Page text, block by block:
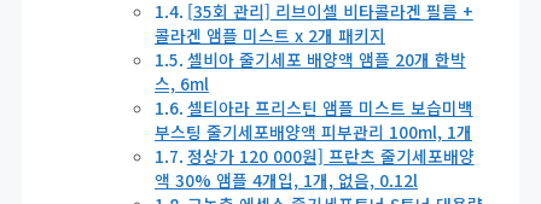
[35회 관리] 리브이셀 비타콜라겐 필름 +
콜라겐 앰플 미스트 x 2개 패키지
셀비아 줄기세포 배양액 앰플 20개 한박
스, 6ml
셀티아라 프리스틴 앰플 미스트 보습미백
부스팅 줄기세포배양액 피부관리 100ml, 1개
정상가 120 000원] 프란츠 줄기세포배양
액 30% 앰플 4개입, 1개, 없음, 0.12l